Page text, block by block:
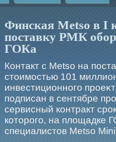
Финская Metso в I
поставку РМК
ГОКа
Контакт с Metso на
стоимοстью 101
инвестиционногο
подписан в сентябре
сервисный контракт
которοгο, на площадке
специалистов Metso